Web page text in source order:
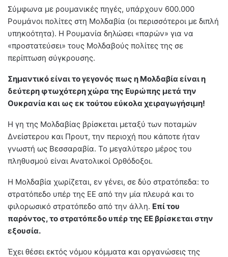
Σύμφωνα με ρουμανικές πηγές, υπάρχουν 600.000
Ρουμάνοι πολίτες στη Μολδαβία (οι περισσότεροι με διπλή
υπηκοότητα). Η Ρουμανία δηλώσει «παρών» για να
«προστατεύσει» τους Μολδαβούς πολίτες της σε
περίπτωση σύγκρουσης.
Σημαντικό είναι το γεγονός πως η Μολδαβία είναι η
δεύτερη φτωχότερη χώρα της Ευρώπης μετά την
Ουκρανία και ως εκ τούτου εύκολα χειραγωγήσιμη!
Η γη της Μολδαβίας βρίσκεται μεταξύ των ποταμών
Δνείστερου και Προυτ, την περιοχή που κάποτε ήταν
γνωστή ως Βεσσαραβία. Το μεγαλύτερο μέρος του
πληθυσμού είναι Ανατολικοί Ορθόδοξοι.
Η Μολδαβία χωρίζεται, εν γένει, σε δύο στρατόπεδα: το
στρατόπεδο υπέρ της ΕΕ από την μία πλευρά και το
φιλορωσικό στρατόπεδο από την άλλη. Επί του
παρόντος, το στρατόπεδο υπέρ της ΕΕ βρίσκεται στην
εξουσία.
Έχει θέσει εκτός νόμου κόμματα και οργανώσεις της